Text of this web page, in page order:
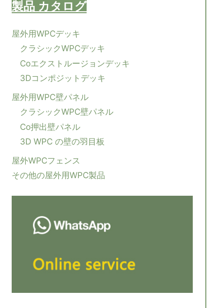
製品 カタログ
屋外用WPCデッキ
クラシックWPCデッキ
Coエクストルージョンデッキ
3Dコンポジットデッキ
屋外用WPC壁パネル
クラシックWPC壁パネル
Co押出壁パネル
3D WPC の壁の羽目板
屋外WPCフェンス
その他の屋外用WPC製品